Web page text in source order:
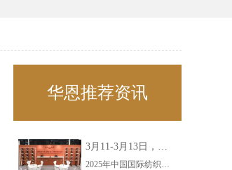
华恩推荐资讯
3月11-3月13日，华恩诚邀您共赴上海面辅料春夏展——华恩
2025年中国国际纺织面料及辅料（春夏）博览会即将盛大开启！感谢您对华恩品牌的关注！3.11-3.13，杭州华恩（LEMONLEE）诚邀您共赴这场春日的宴会！